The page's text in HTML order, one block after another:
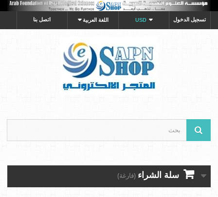
تسجيل الدخول USD اللغة العربية اتصل بنا
سلة الشراء (فارغة)